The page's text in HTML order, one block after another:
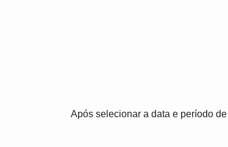
Após selecionar a data e período